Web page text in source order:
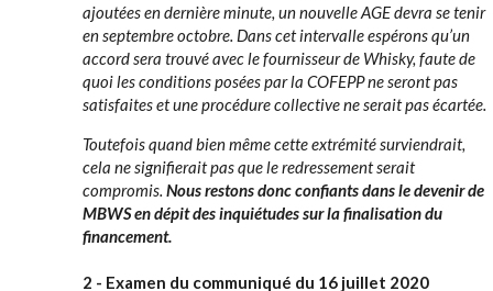
ajoutées en dernière minute, un nouvelle AGE devra se tenir
en septembre octobre. Dans cet intervalle espérons qu’un
accord sera trouvé avec le fournisseur de Whisky, faute de
quoi les conditions posées par la COFEPP ne seront pas
satisfaites et une procédure collective ne serait pas écartée.
Toutefois quand bien même cette extrémité surviendrait,
cela ne signifierait pas que le redressement serait
compromis. Nous restons donc confiants dans le devenir de
MBWS en dépit des inquiétudes sur la finalisation du
financement.
2 - Examen du communiqué du 16 juillet 2020